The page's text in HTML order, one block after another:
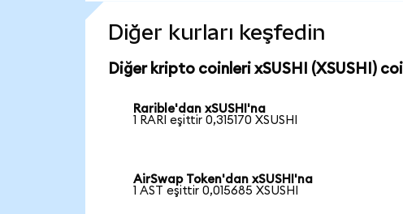
Diğer kurları keşfedin
Diğer kripto coinleri xSUSHI (XSUSHI)
Rarible'dan xSUSHI'na
1 RARI eşittir 0,315170 XSUSHI
AirSwap Token'dan xSUSHI'na
1 AST eşittir 0,015685 XSUSHI